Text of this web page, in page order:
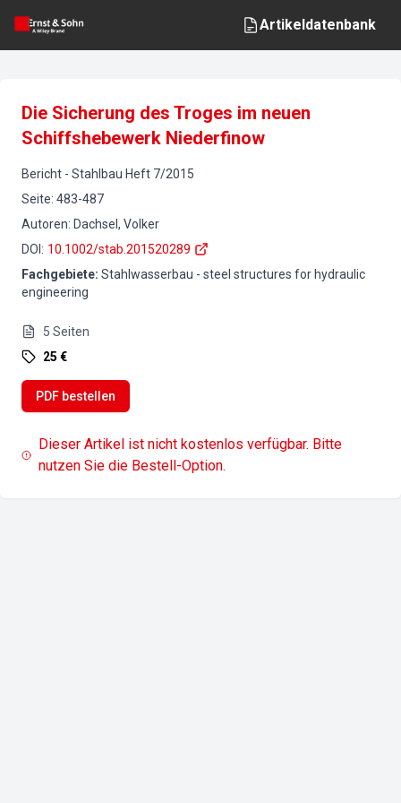
Artikeldatenbank
Die Sicherung des Troges im neuen
Schiffshebewerk Niederfinow
Bericht - Stahlbau Heft 7/2015
Seite: 483-487
Autoren: Dachsel, Volker
DOI : 10.1002/stab.201520289
Fachgebiete: Stahlwasserbau - steel structures for hydraulic
engineering
5 Seiten
25 €
PDF bestellen
Dieser Artikel ist nicht kostenlos verfügbar. Bitte
nutzen Sie die Bestell-Option.